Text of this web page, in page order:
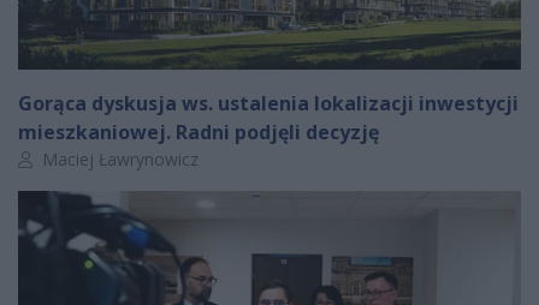
Gorąca dyskusja ws. ustalenia lokalizacji inwestycji
mieszkaniowej. Radni podjęli decyzję
Autor artykułu:
Maciej Ławrynowicz